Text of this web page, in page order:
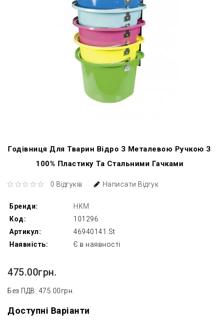
Годівниця Для Тварин Відро З Металевою Ручкою З
100% Пластику Та Стальними Гачками
0 Відгуків Написати Відгук
Бренди:
HKM
Код:
101296
Артикул:
46940141.St
Наявність:
Є в наявності
475.00грн.
Без ПДВ: 475.00грн.
Доступні Варіанти